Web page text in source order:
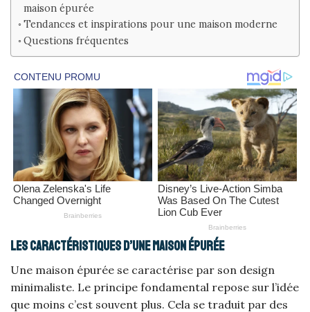
maison épurée
Tendances et inspirations pour une maison moderne
Questions fréquentes
Les caractéristiques d’une maison épurée
Une maison épurée se caractérise par son design
minimaliste. Le principe fondamental repose sur l’idée
que moins c’est souvent plus. Cela se traduit par des